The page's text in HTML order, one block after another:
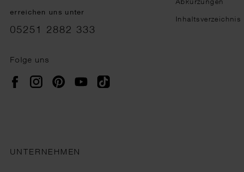
erreichen uns unter
05251 2882 333
Folge uns
FacebookInstagramPinterestYouTubeTikTok
Inhaltsverzeichnis
UNTERNEHMEN